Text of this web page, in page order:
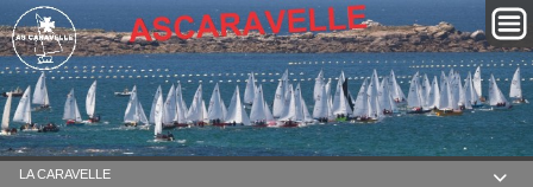

LA CARAVELLE